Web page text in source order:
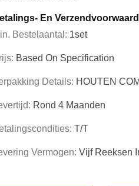
En
Bestelaantal: 1set
Based On Specification
Details: HOUTEN
Rond 4 Maanden
T/T
Vermogen: Vijf Reeksen